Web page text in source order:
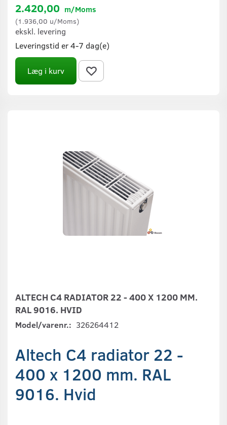
2.420,00 m/Moms
(1.936,00 u/Moms)
ekskl. levering
Leveringstid er 4-7 dag(e)
Læg i kurv
ALTECH C4 RADIATOR 22 - 400 X 1200 MM.
RAL 9016. HVID
Model/varenr.: 326264412
Altech C4 radiator 22 -
400 x 1200 mm. RAL
9016. Hvid